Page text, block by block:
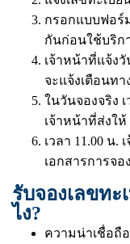
กรอกแบบฟอร์
กันก่อนใช้บริก
เจ้าหน้าที่แจ้ง
จะแจ้งเตือนทา
ในวันจองจริง
เจ้าหน้าที่ส่งให้
เวลา 11.00 น.
เอกสารการจ
รับจองเลขทะ
ไง?
ความน่าเชื่อถื